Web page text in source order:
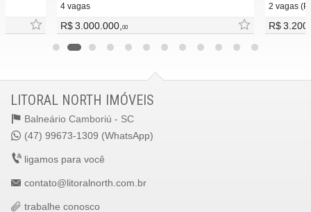
4 vagas
R$ 3.000.000, 00
2 vagas
R$
LITORAL NORTH IMÓVEIS
Balneário Camboriú - SC
(47) 99673-1309 (WhatsApp)
ligamos para você
contato@litoralnorth.com.br
trabalhe conosco